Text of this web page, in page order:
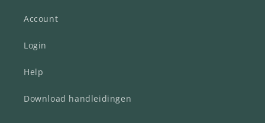
Account
Login
Help
Download handleidingen